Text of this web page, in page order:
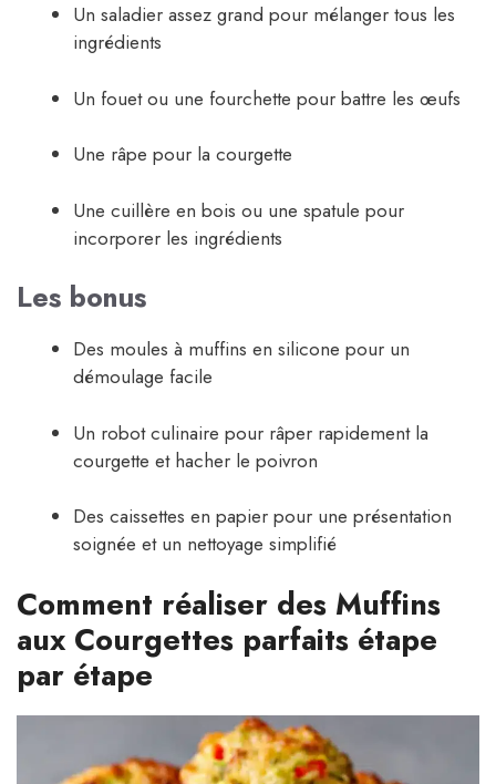
Un saladier assez grand pour mélanger tous les
ingrédients
Un fouet ou une fourchette pour battre les œufs
Une râpe pour la courgette
Une cuillère en bois ou une spatule pour
incorporer les ingrédients
Les bonus
Des moules à muffins en silicone pour un
démoulage facile
Un robot culinaire pour râper rapidement la
courgette et hacher le poivron
Des caissettes en papier pour une présentation
soignée et un nettoyage simplifié
Comment réaliser des Muffins
aux Courgettes parfaits étape
par étape